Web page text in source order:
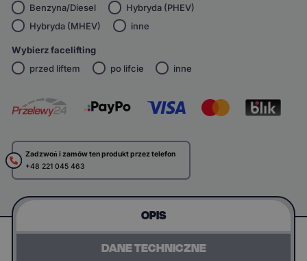
Benzyna/Diesel
Hybryda (PHEV)
Hybryda (MHEV)
inne
Wybierz facelifting
przed liftem
po lifcie inne
Zadzwoń i zamów ten produkt przez telefon
+48 221 045 463
OPIS
DANE TECHNICZNE